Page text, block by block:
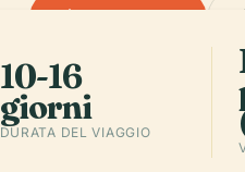
10-16
giorni
DURATA DEL VIAGGIO